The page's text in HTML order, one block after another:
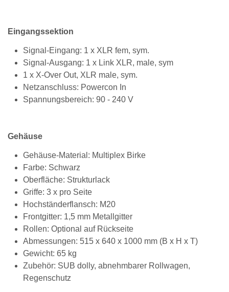
Eingangssektion
Signal-Eingang: 1 x XLR fem, sym.
Signal-Ausgang: 1 x Link XLR, male, sym
1 x X-Over Out, XLR male, sym.
Netzanschluss: Powercon In
Spannungsbereich: 90 - 240 V
Gehäuse
Gehäuse-Material: Multiplex Birke
Farbe: Schwarz
Oberfläche: Strukturlack
Griffe: 3 x pro Seite
Hochständerflansch: M20
Frontgitter: 1,5 mm Metallgitter
Rollen: Optional auf Rückseite
Abmessungen: 515 x 640 x 1000 mm (B x H x T)
Gewicht: 65 kg
Zubehör: SUB dolly, abnehmbarer Rollwagen,
Regenschutz